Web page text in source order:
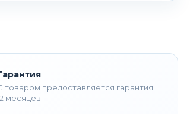
товаром предоставляется гарантия
месяцев